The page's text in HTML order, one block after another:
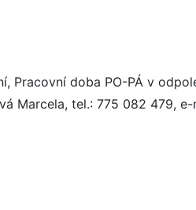
Pracovní doba PO-PÁ v
Marcela, tel.: 775 082 479, e-